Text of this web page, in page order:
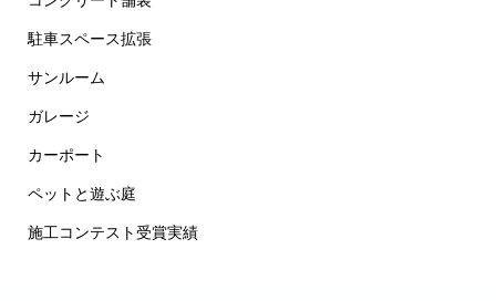
駐車スペース拡張
サンルーム
ガレージ
カーポート
ペットと遊ぶ庭
施工コンテスト受賞実績